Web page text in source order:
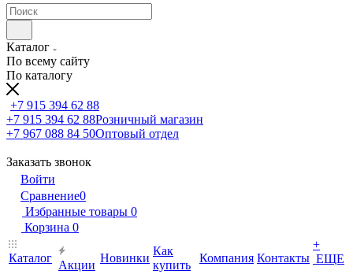
Каталог
По всему сайту
По каталогу
+7 915 394 62 88
+7 915 394 62 88Розничный магазин
+7 967 088 84 50Оптовый отдел
Заказать звонок
Войти
Сравнение0
Избранные товары 0
Корзина 0
Каталог
Акции
Новинки
Как
купить
Компания Контакты
+
ЕЩЕ